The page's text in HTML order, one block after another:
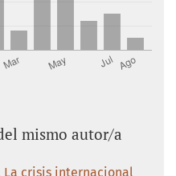
dilemma of
Washington:
Washington.
de la industria
1964-1989.
del Estado
mismo autor/a
La crisis internacional